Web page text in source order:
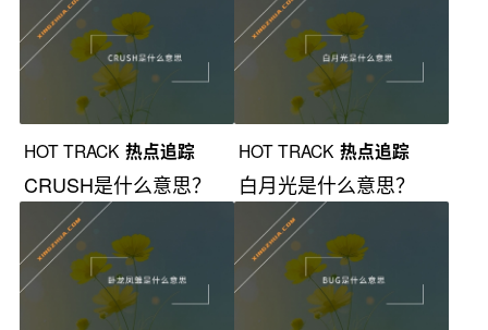
HOT TRACK 热点追踪
CRUSH是什么意思？
HOT TRACK 热点追踪
白月光是什么意思？